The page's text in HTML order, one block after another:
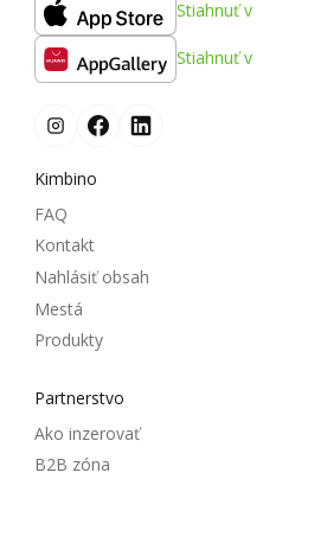
Stiahnuť v
Stiahnuť v
Kimbino
FAQ
Kontakt
Nahlásiť obsah
Mestá
Produkty
Partnerstvo
Ako inzerovať
B2B zóna